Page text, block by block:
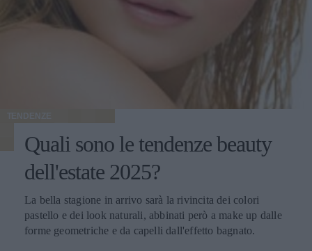
TENDENZE
Quali sono le tendenze beauty
dell'estate 2025?
La bella stagione in arrivo sarà la rivincita dei colori
pastello e dei look naturali, abbinati però a make up dalle
forme geometriche e da capelli dall'effetto bagnato.